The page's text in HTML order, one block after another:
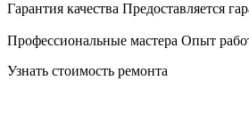
Гарантия качества Предоставляется
Профессиональные мастера Опыт
Узнать стоимость ремонта